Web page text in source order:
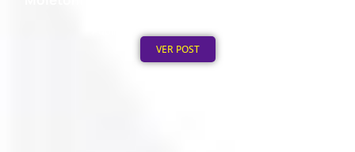
Publicado em: 4 de agosto de 2026
VER POST